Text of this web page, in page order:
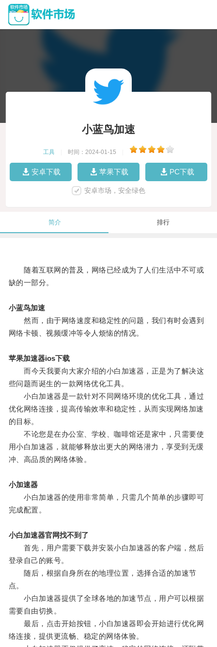
小蓝鸟加速
工具 时间：2024-01-15
安卓下载 苹果下载 PC下载
安卓市场，安全绿色
简介 排行
随着互联网的普及，网络已经成为了人们生活中不可或
缺的一部分。
小蓝鸟加速
然而，由于网络速度和稳定性的问题，我们有时会遇到
网络卡顿、视频缓冲等令人烦恼的情况。
苹果加速器ios下载
而今天我要向大家介绍的小白加速器，正是为了解决这
些问题而诞生的一款网络优化工具。
小白加速器是一款针对不同网络环境的优化工具，通过
优化网络连接，提高传输效率和稳定性，从而实现网络加速
的目标。
不论您是在办公室、学校、咖啡馆还是家中，只需要使
用小白加速器，就能够释放出更大的网络潜力，享受到无缓
冲、高品质的网络体验。
小加速器
小白加速器的使用非常简单，只需几个简单的步骤即可
完成配置。
小白加速器官网找不到了
首先，用户需要下载并安装小白加速器的客户端，然后
登录自己的账号。
随后，根据自身所在的地理位置，选择合适的加速节
点。
小白加速器提供了全球各地的加速节点，用户可以根据
需要自由切换。
最后，点击开始按钮，小白加速器即会开始进行优化网
络连接，提供更流畅、稳定的网络体验。